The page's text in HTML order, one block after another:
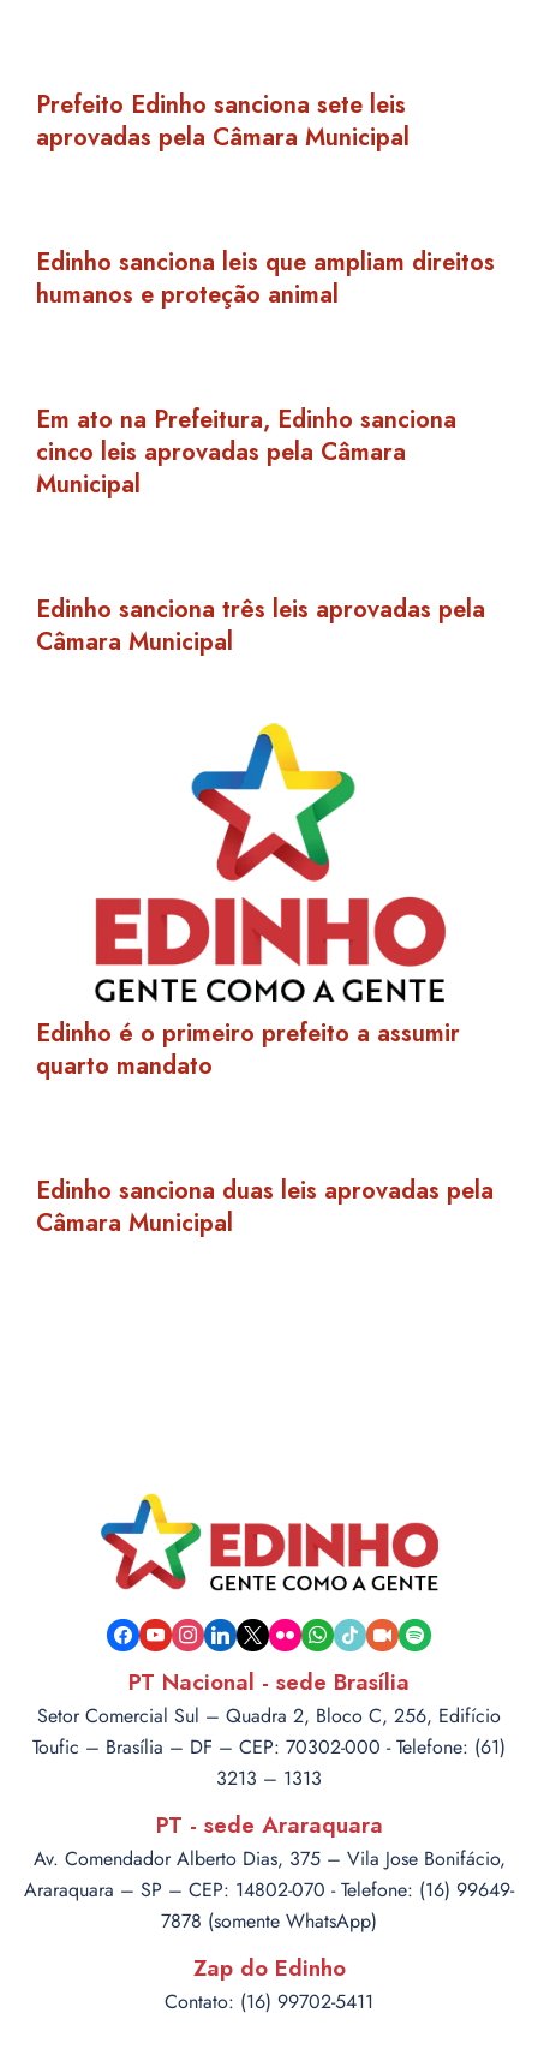
Prefeito Edinho sanciona sete leis
aprovadas pela Câmara Municipal
Edinho sanciona leis que ampliam direitos
humanos e proteção animal
Em ato na Prefeitura, Edinho sanciona
cinco leis aprovadas pela Câmara
Edinho sanciona três leis aprovadas pela
Edinho é o primeiro prefeito a assumir
Edinho sanciona duas leis aprovadas pela
camera
PT Nacional - sede Brasília
Setor Comercial Sul – Quadra 2, Bloco C, 256, Edifício
Toufic – Brasília – DF – CEP: 70302-000 - Telefone: (61)
3213 – 1313
PT - sede Araraquara
Av. Comendador Alberto Dias, 375 – Vila Jose Bonifácio,
Araraquara – SP – CEP: 14802-070 - Telefone: (16) 99649-
7878 (somente WhatsApp)
Zap do Edinho